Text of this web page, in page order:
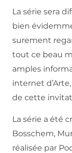
La série sera
bien
surement
tout ce beau
amples
internet
de cette
La série a été
Bosschem,
réalisée par